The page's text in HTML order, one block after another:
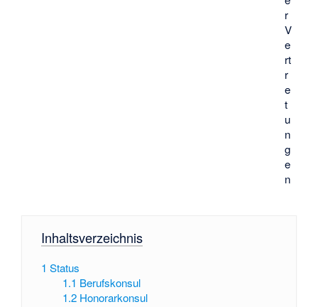
r
V
e
rt
r
e
t
u
n
g
e
n
Inhaltsverzeichnis
1 Status
1.1 Berufskonsul
1.2 Honorarkonsul